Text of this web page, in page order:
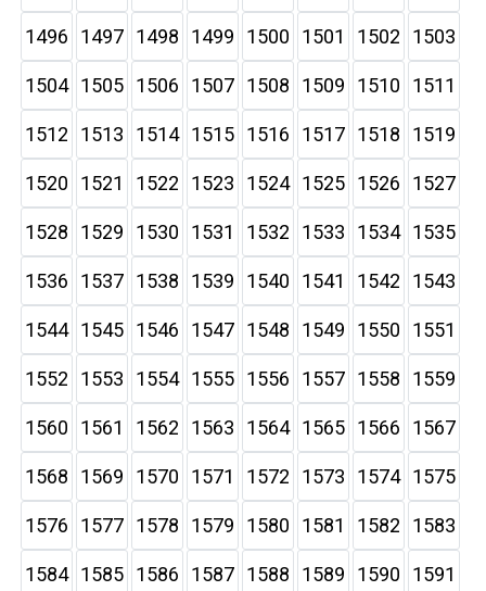
1496 1497 1498 1499 1500 1501 1502 1503
1504 1505 1506 1507 1508 1509 1510 1511
1512 1513 1514 1515 1516 1517 1518 1519
1520 1521 1522 1523 1524 1525 1526 1527
1528 1529 1530 1531 1532 1533 1534 1535
1536 1537 1538 1539 1540 1541 1542 1543
1544 1545 1546 1547 1548 1549 1550 1551
1552 1553 1554 1555 1556 1557 1558 1559
1560 1561 1562 1563 1564 1565 1566 1567
1568 1569 1570 1571 1572 1573 1574 1575
1576 1577 1578 1579 1580 1581 1582 1583
1584 1585 1586 1587 1588 1589 1590 1591